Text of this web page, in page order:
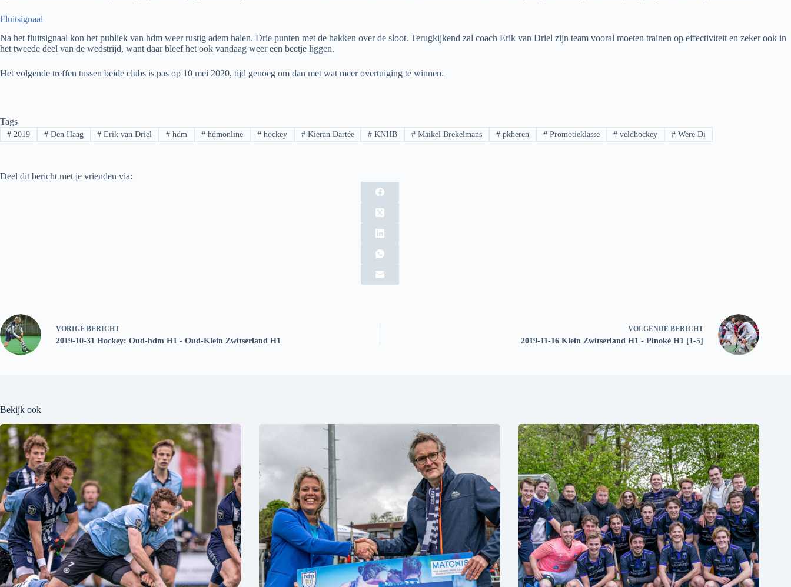
Fluitsignaal
Na het fluitsignaal kon het publiek van hdm weer rustig adem halen. Drie punten met de hakken over de sloot. Terugkijkend zal coach Erik van Driel zijn team vooral moeten trainen op effectiviteit en zeker ook in
het tweede deel van de wedstrijd, want daar bleef het ook vandaag weer een beetje liggen.
Het volgende treffen tussen beide clubs is pas op 10 mei 2020, tijd genoeg om dan met wat meer overtuiging te winnen.
Tags
#2019 #Den Haag # Erik van Driel # hdm # hdmonline #hockey #Kieran Dartée # KNHB # Maikel Brekelmans #pkheren #Promotieklasse # veldhockey # Were Di
Deel dit bericht met je vrienden via:
VORIGE BERICHT
2019-10-31 Hockey: Oud-hdm H1 - Oud-Klein Zwitserland H1
VOLGENDE BERICHT
2019-11-16 Klein Zwitserland H1 - Pinoké H1 [1-5]
Bekijk ook